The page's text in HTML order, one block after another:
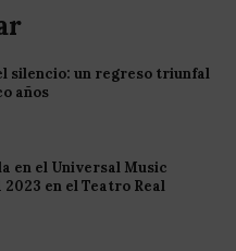
silencio: un regreso triunfal
años
en el Universal Music
en el Teatro Real